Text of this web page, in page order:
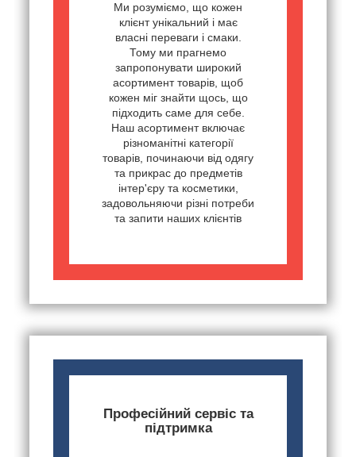
Ми розуміємо, що кожен
клієнт унікальний і має
власні переваги і смаки.
Тому ми прагнемо
запропонувати широкий
асортимент товарів, щоб
кожен міг знайти щось, що
підходить саме для себе.
Наш асортимент включає
різноманітні категорії
товарів, починаючи від одягу
та прикрас до предметів
інтер'єру та косметики,
задовольняючи різні потреби
та запити наших клієнтів
Професійний сервіс та
підтримка